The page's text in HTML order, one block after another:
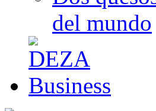
del mundo